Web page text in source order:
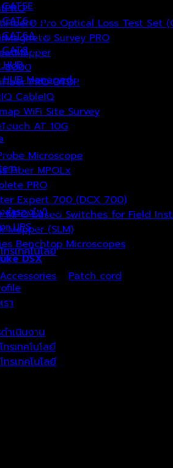
Pro Optical Loss Test Set
Survey PRO
8000
PRO OTDR
CableIQ
WiFi Site Survey
AT 10G
Microscope
Fiber MPOLx
PRO
Expert 700 (DCX 700)
MPO based Switches for Field
Mapper (SLM)
Benchtop Microscopes
DSX
า
ำเนินงาน
CAT5E
CAT6 (18)
CAT6A (6)
CAT8 (1)
(0)
Managed (0)
(3)
(1)
สำรองไฟ) (0)
UPS (0)
Patch cord